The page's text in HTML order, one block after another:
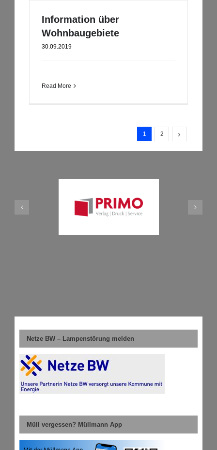
Information über
Wohnbaugebiete
30.09.2019
Read More
1 2
Netze BW – Lampenstörung melden
Müll vergessen? Müllmann App